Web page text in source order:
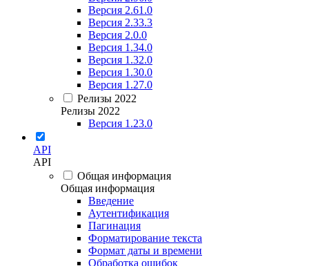
Версия 2.61.0
Версия 2.33.3
Версия 2.0.0
Версия 1.34.0
Версия 1.32.0
Версия 1.30.0
Версия 1.27.0
Релизы 2022
Релизы 2022
Версия 1.23.0
API
API
Общая информация
Общая информация
Введение
Аутентификация
Пагинация
Форматирование текста
Формат даты и времени
Обработка ошибок